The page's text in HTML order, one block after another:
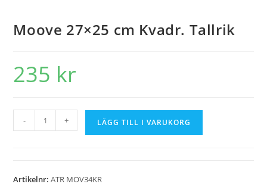
Moove 27×25 cm Kvadr. Tallrik
235 kr
- + LÄGG TILL I VARUKORG
Artikelnr:ATR MOV34KR